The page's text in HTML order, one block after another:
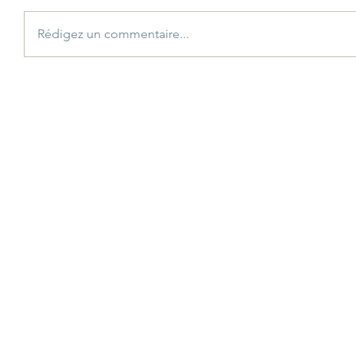
Rédigez un commentaire...